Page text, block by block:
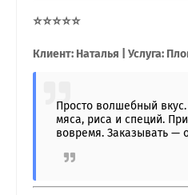
⭐⭐⭐⭐⭐
Клиент: Наталья | Услуга:
Просто волшебный
мяса, риса и специй.
вовремя. Заказывать —